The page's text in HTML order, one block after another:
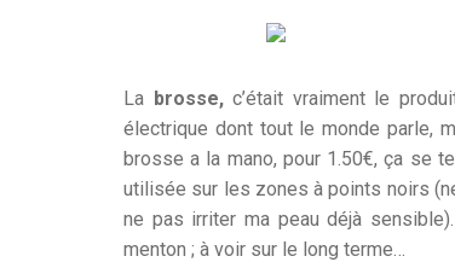
La brosse,c’était vraiment le
électrique dont tout le monde parle,
brosse a la mano, pour 1.50€, ça se
utilisée sur les zones à points noirs
ne pas irriter ma peau déjà
menton ; à voir sur le long terme…